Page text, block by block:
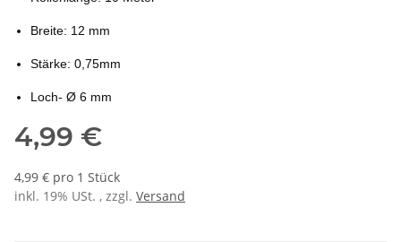
Breite: 12 mm
Stärke: 0,75mm
Loch- Ø 6 mm
4,99 €
4,99 € pro 1 Stück
inkl. 19% USt. , zzgl. Versand